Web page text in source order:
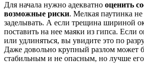
Для начала нужно адекватно оценить
возможные риски. Мелкая паутинка
заделывать. А если трещина шириной
поставить на нее маяки из гипса. Если
или удлиняться, вы увидите это по
Даже довольно крупный разлом может
стабильным и не опасным, но лучше его